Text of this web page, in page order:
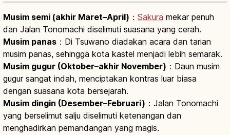
Musim semi (akhir Maret–April) ： Sakura mekar penuh
dan Jalan Tonomachi diselimuti suasana yang cerah.
Musim panas ：Di Tsuwano diadakan acara dan tarian
musim panas, sehingga kota kastel menjadi lebih semarak.
Musim gugur (Oktober–akhir November) ：Daun musim
gugur sangat indah, menciptakan kontras luar biasa
dengan suasana kota bersejarah.
Musim dingin (Desember–Februari) ：Jalan Tonomachi
yang berselimut salju diselimuti ketenangan dan
menghadirkan pemandangan yang magis.